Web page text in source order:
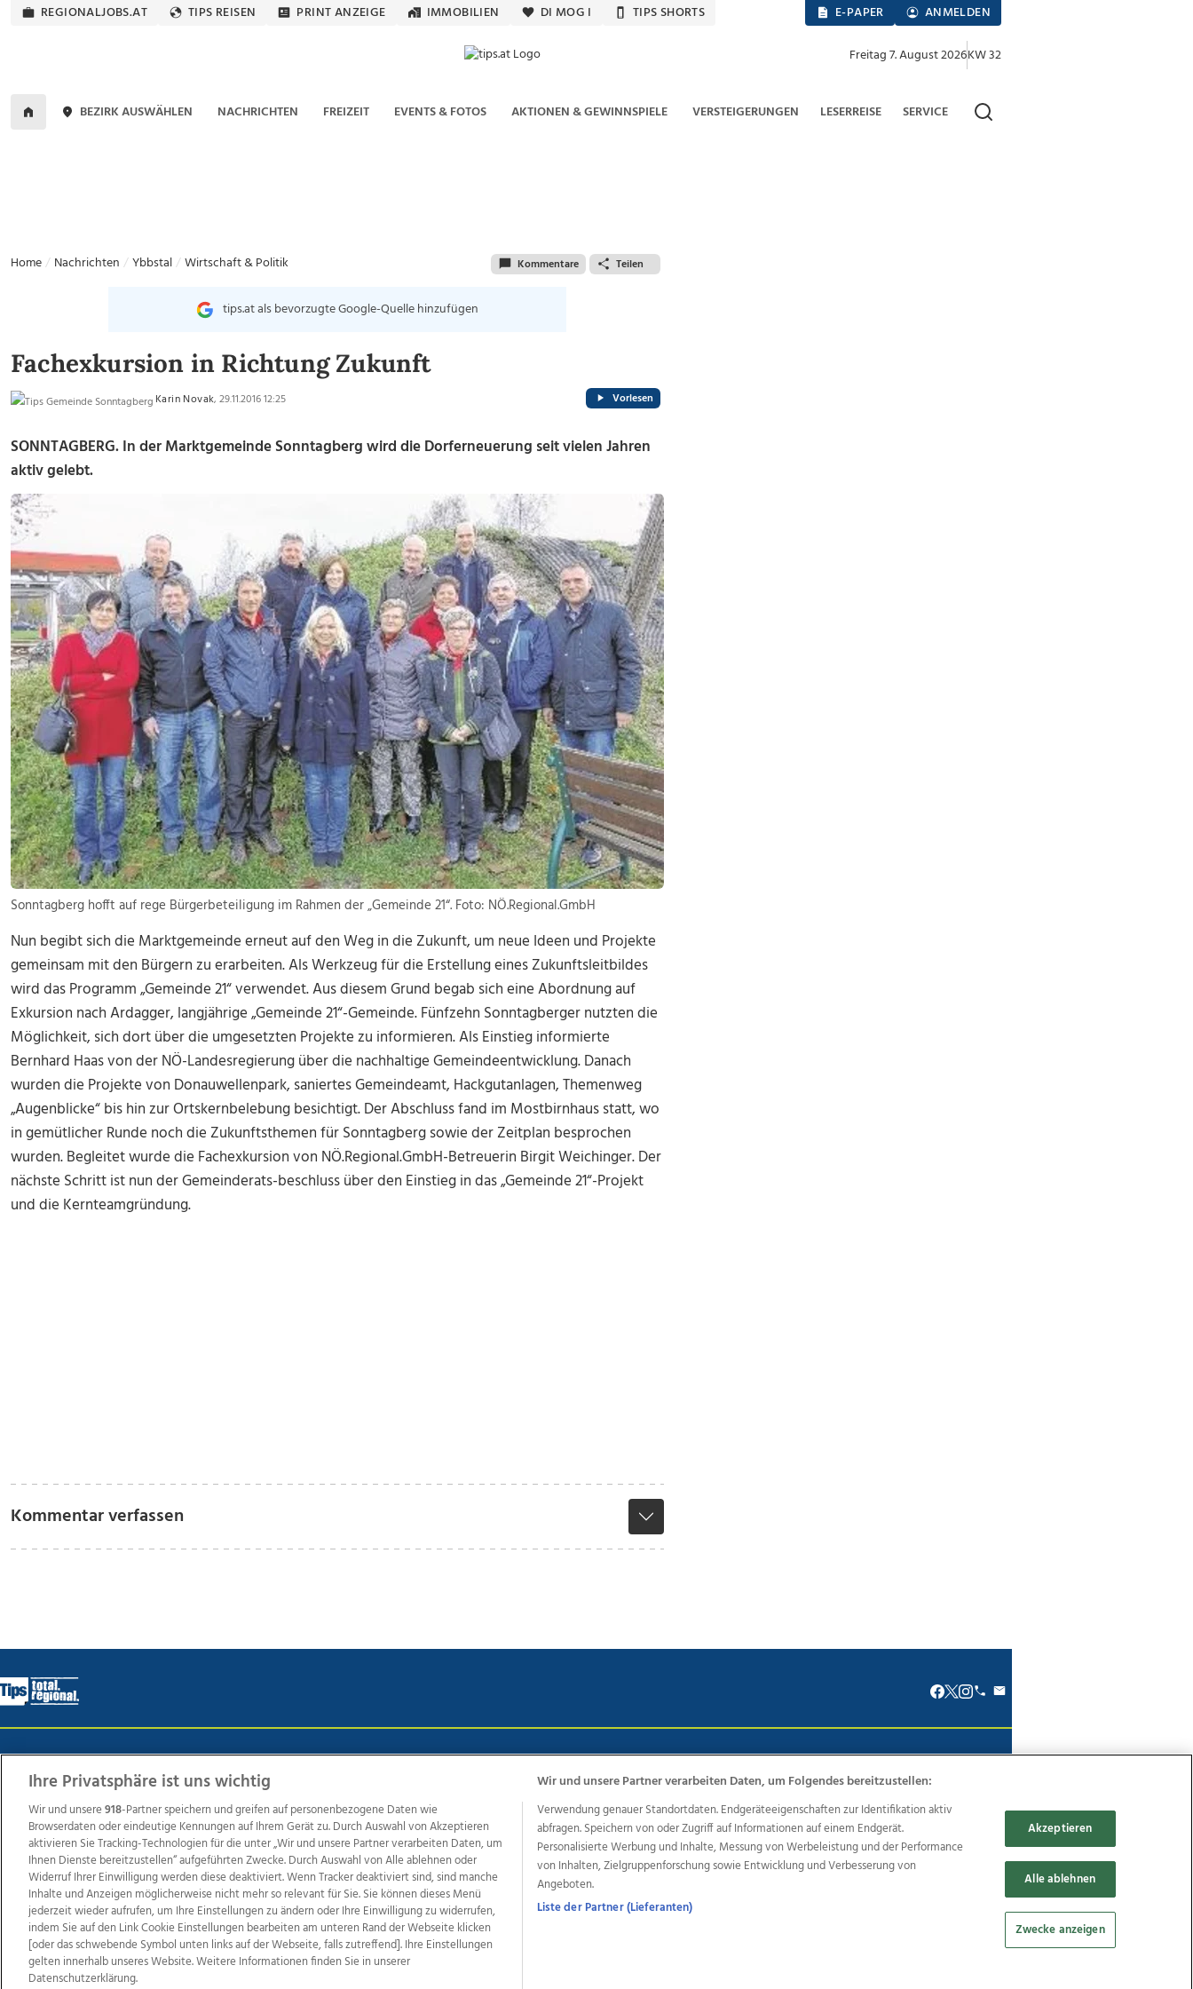
REGIONALJOBS.AT TIPS REISEN PRINT ANZEIGE IMMOBILIEN DI MOG I TIPS SHORTS E-PAPER ANMELDEN
Freitag 7. August 2026KW 32
BEZIRK AUSWÄHLEN NACHRICHTEN FREIZEIT EVENTS & FOTOS AKTIONEN & GEWINNSPIELE VERSTEIGERUNGEN LESERREISE SERVICE
Home Nachrichten Ybbstal Wirtschaft & Politik Kommentare Teilen
tips.at als bevorzugte Google-Quelle hinzufügen
Fachexkursion in Richtung Zukunft
Karin Novak, 29.11.2016 12:25 Vorlesen
SONNTAGBERG. In der Marktgemeinde Sonntagberg wird die Dorferneuerung seit vielen Jahren
aktiv gelebt.
Sonntagberg hofft auf rege Bürgerbeteiligung im Rahmen der „Gemeinde 21“. Foto: NÖ.Regional.GmbH
Nun begibt sich die Marktgemeinde erneut auf den Weg in die Zukunft, um neue Ideen und Projekte
gemeinsam mit den Bürgern zu erarbeiten. Als Werkzeug für die Erstellung eines Zukunftsleitbildes
wird das Programm „Gemeinde 21“ verwendet. Aus diesem Grund begab sich eine Abordnung auf
Exkursion nach Ardagger, langjährige „Gemeinde 21“-Gemeinde. Fünfzehn Sonntagberger nutzten die
Möglichkeit, sich dort über die umgesetzten Projekte zu informieren. Als Einstieg informierte
Bernhard Haas von der NÖ-Landesregierung über die nachhaltige Gemeindeentwicklung. Danach
wurden die Projekte von Donauwellenpark, saniertes Gemeindeamt, Hackgutanlagen, Themenweg
„Augenblicke“ bis hin zur Ortskernbelebung besichtigt. Der Abschluss fand im Mostbirnhaus statt, wo
in gemütlicher Runde noch die Zukunftsthemen für Sonntagberg sowie der Zeitplan besprochen
wurden. Begleitet wurde die Fachexkursion von NÖ.Regional.GmbH-Betreuerin Birgit Weichinger. Der
nächste Schritt ist nun der Gemeinderats-beschluss über den Einstieg in das „Gemeinde 21“-Projekt
und die Kernteamgründung.
Kommentar verfassen
Weitere Angebote des Medienhauses Wimmer
TV1 di-mog-i.at OÖNow Ischler Woche Life Radio OÖNachrichten OÖN Immobilien OÖN Karriere OÖN Reise
Promenaden Galerien
Regionaljobs
wasistlos.at wirtrauern.at
Copyrights © 2026 Tips Zeitungs GmbH & Co KG
Ihre Privatsphäre ist uns wichtig
Wir und unsere918-Partner speichern und greifen auf personenbezogene Daten wie
Browserdaten oder eindeutige Kennungen auf Ihrem Gerät zu. Durch Auswahl von Akzeptieren
aktivieren Sie Tracking-Technologien für die unter „Wir und unsere Partner verarbeiten Daten, um
Ihnen Dienste bereitzustellen“ aufgeführten Zwecke. Durch Auswahl von Alle ablehnen oder
Widerruf Ihrer Einwilligung werden diese deaktiviert. Wenn Tracker deaktiviert sind, sind manche
Inhalte und Anzeigen möglicherweise nicht mehr so relevant für Sie. Sie können dieses Menü
jederzeit wieder aufrufen, um Ihre Einstellungen zu ändern oder Ihre Einwilligung zu widerrufen,
indem Sie auf den Link Cookie Einstellungen bearbeiten am unteren Rand der Webseite klicken
[oder das schwebende Symbol unten links auf der Webseite, falls zutreffend]. Ihre Einstellungen
gelten innerhalb unseres Website. Weitere Informationen finden Sie in unserer
Datenschutzerklärung.
Wir und unsere Partner verarbeiten Daten, um Folgendes bereitzustellen:
Verwendung genauer Standortdaten. Endgeräteeigenschaften zur Identifikation aktiv
abfragen. Speichern von oder Zugriff auf Informationen auf einem Endgerät.
Personalisierte Werbung und Inhalte, Messung von Werbeleistung und der Performance
von Inhalten, Zielgruppenforschung sowie Entwicklung und Verbesserung von
Angeboten.
Liste der Partner (Lieferanten)
Akzeptieren
Alle ablehnen
Zwecke anzeigen